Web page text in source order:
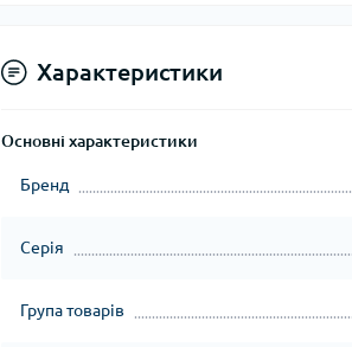
Характеристики
Основні характеристики
Бренд
Серія
Група товарів